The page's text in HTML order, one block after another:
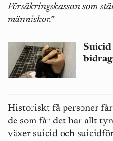
Försäkringskassan som
människor.”
Suicid
Historiskt få personer
de som får det har allt
växer suicid och